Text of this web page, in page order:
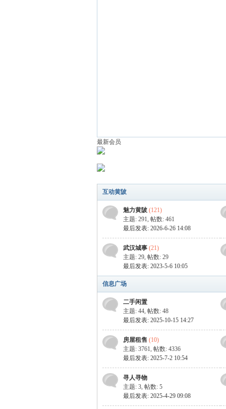
户
最新会员
互动黄陂
魅力黄陂 (121)
主题: 291, 帖数: 461
最后发表: 2026-6-26 14:08
武汉城事 (21)
主题: 29, 帖数: 29
最后发表: 2023-5-6 10:05
信息广场
二手闲置
主题: 44, 帖数: 48
最后发表: 2025-10-15 14:27
房屋租售 (10)
主题: 3761, 帖数: 4336
最后发表: 2025-7-2 10:54
寻人寻物
主题: 3, 帖数: 5
最后发表: 2025-4-29 09:08